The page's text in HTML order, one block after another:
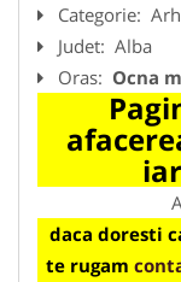
Categorie:
Judet: Alba
Oras: Ocna
daca doresti
te rugam